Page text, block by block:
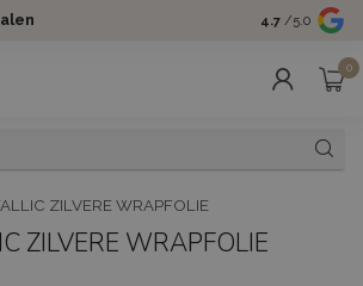
Groot
4.7 /5.0
0
ZILVERE WRAPFOLIE
ZILVERE WRAPFOLIE